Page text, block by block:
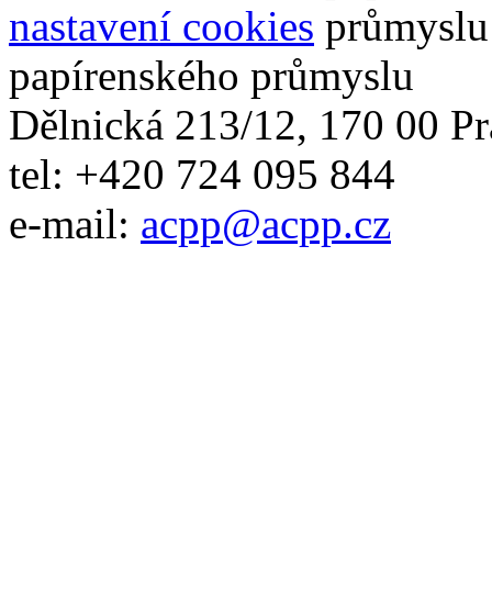
nastavení cookies
papírenského průmyslu
Dělnická 213/12, 170 00
tel: +420 724 095 844
e-mail: acpp@acpp.cz